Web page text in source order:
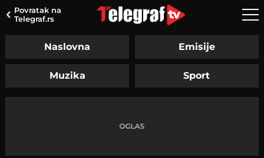
Povratak na
Telegraf.rs
Naslovna Emisije
Muzika Sport